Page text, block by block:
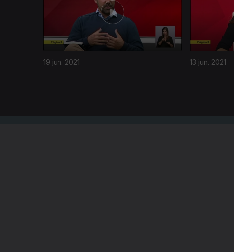
19 jun. 2021 13 jun. 2021